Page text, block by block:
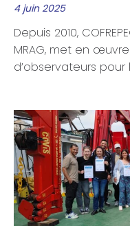
4 juin 2025
Depuis 2010,
MRAG, met en
d’observateurs